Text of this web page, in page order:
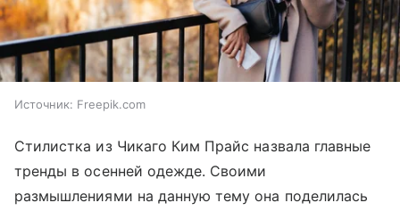
Источник: Freepik.com
Стилистка из Чикаго Ким Прайс назвала главные
тренды в осенней одежде. Своими
размышлениями на данную тему она поделилась